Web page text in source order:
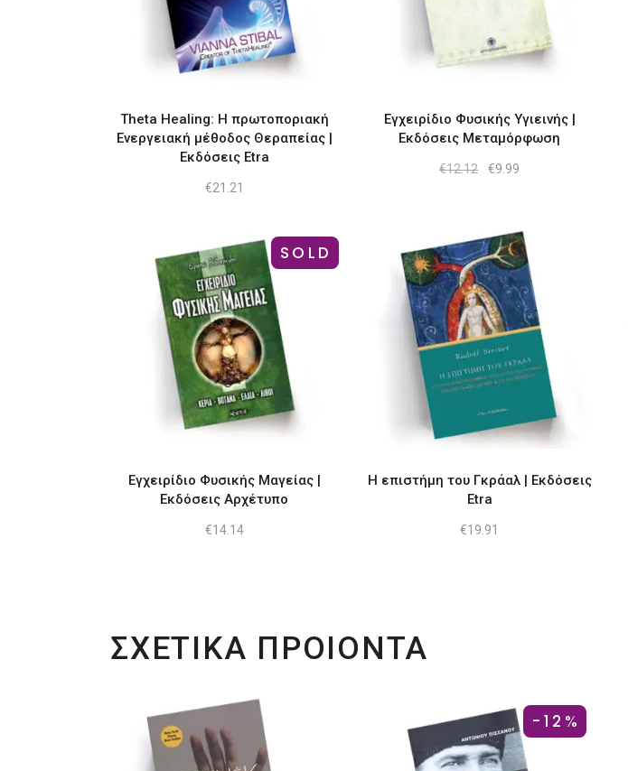
Theta Healing: Η πρωτοποριακή
Ενεργειακή μέθοδος Θεραπείας |
Εκδόσεις Etra
€21.21
Εγχειρίδιο Φυσικής Υγιεινής |
Εκδόσεις Μεταμόρφωση
€12.12
Original
€9.99
SOLD
Εγχειρίδιο Φυσικής Μαγείας |
Εκδόσεις Αρχέτυπο
€14.14
Η επιστήμη του Γκράαλ | Εκδόσεις
Etra
€19.91
ΣΧΕΤΙΚΑ ΠΡΟΙΟΝΤΑ
-12%